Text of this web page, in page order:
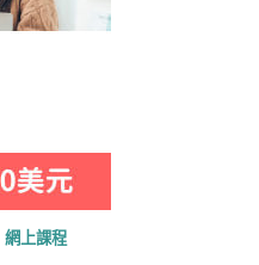
網上課程